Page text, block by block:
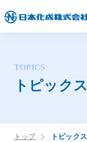
TOPICS
トピックス
トップ トピックス